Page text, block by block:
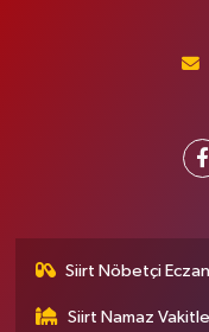
Siirt Nöbetçi
Siirt Namaz